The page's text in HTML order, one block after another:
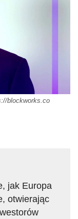
blockworks.co
jak Europa
otwierając